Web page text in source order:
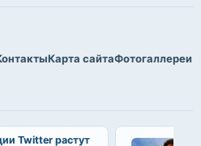
Карта сайтаФотогаллереи
Twitter растут